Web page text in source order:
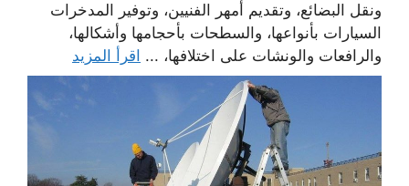
ونقل البضائع، وتقديم أمهر الفنيين، وتوفير المدخرات
السيارات بأنواعها، والسطحات بأحجامها وأشكالها،
والرافعات والونشات على اختلافها، ... اقرأ المزيد